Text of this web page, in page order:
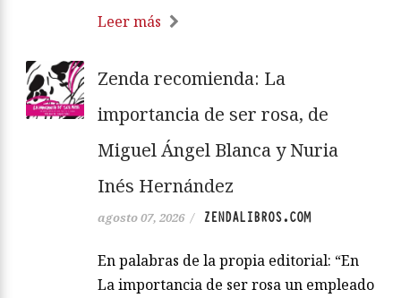
Leer más
Zenda recomienda: La
importancia de ser rosa, de
Miguel Ángel Blanca y Nuria
Inés Hernández
agosto 07, 2026 / ZENDALIBROS.COM
En palabras de la propia editorial: “En
La importancia de ser rosa un empleado